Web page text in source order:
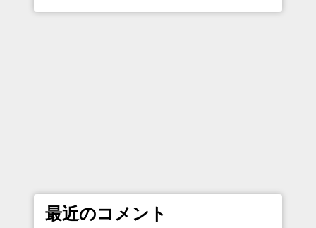
最近のコメント